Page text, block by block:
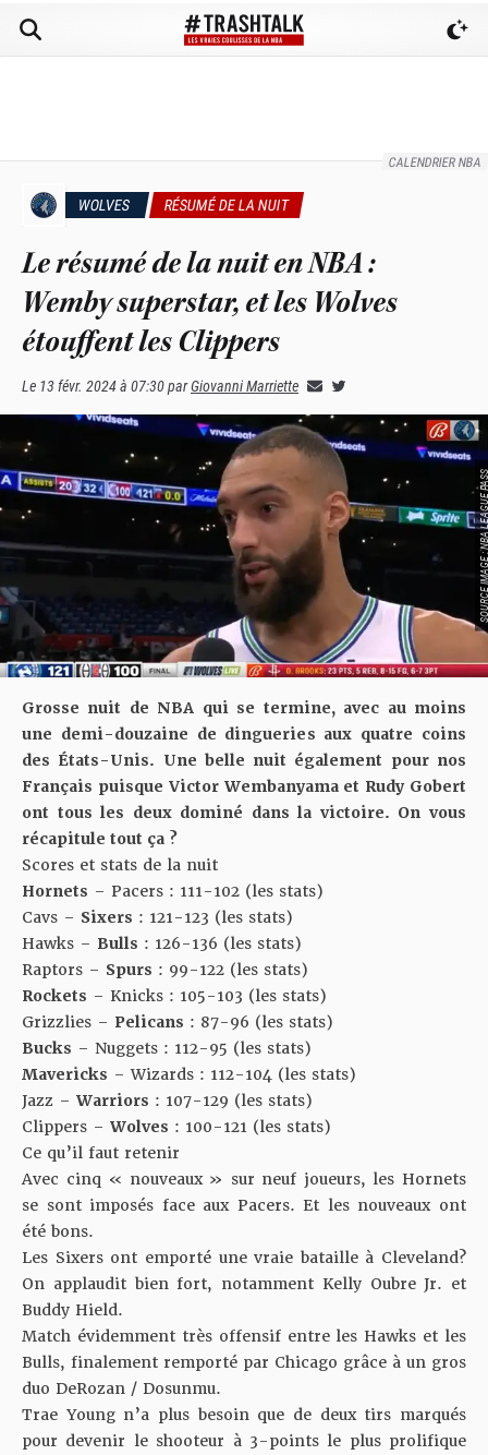
CALENDRIER NBA
WOLVES RÉSUMÉ DE LA NUIT
Le résumé de la nuit en NBA :
Wemby superstar, et les Wolves
étouffent les Clippers
Le 13 févr. 2024 à 07:30parGiovanni Marriette
SOURCE
Grosse nuit de NBA qui se termine, avec au moins
une demi-douzaine de dingueries aux quatre coins
des États-Unis. Une belle nuit également pour nos
Français puisque Victor Wembanyama et Rudy Gobert
ont tous les deux dominé dans la victoire. On vous
récapitule tout ça ?
Scores et stats de la nuit
Hornets – Pacers : 111-102 (les stats)
Cavs – Sixers : 121-123 (les stats)
Hawks – Bulls : 126-136 (les stats)
Raptors – Spurs : 99-122 (les stats)
Rockets – Knicks : 105-103 (les stats)
Grizzlies – Pelicans : 87-96 (les stats)
Bucks – Nuggets : 112-95 (les stats)
Mavericks – Wizards : 112-104 (les stats)
Jazz – Warriors : 107-129 (les stats)
Clippers – Wolves : 100-121 (les stats)
Ce qu’il faut retenir
Avec cinq « nouveaux » sur neuf joueurs, les Hornets
se sont imposés face aux Pacers. Et les nouveaux ont
été bons.
Les Sixers ont emporté une vraie bataille à Cleveland?
On applaudit bien fort, notamment Kelly Oubre Jr. et
Buddy Hield.
Match évidemment très offensif entre les Hawks et les
Bulls, finalement remporté par Chicago grâce à un gros
duo DeRozan / Dosunmu.
Trae Young n’a plus besoin que de deux tirs marqués
pour devenir le shooteur à 3-points le plus prolifique